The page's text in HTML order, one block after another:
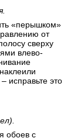
«перышком»
от
сверху
влево-
исправьте это
обоев с